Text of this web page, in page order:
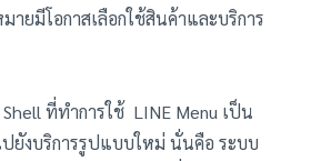
ายมีโอกาสเลือกใช้สินค้าและบริการ
ที่ทำการใช้ LINE Menu เป็น
ยังบริการรูปแบบใหม่ นั่นคือ ระบบ